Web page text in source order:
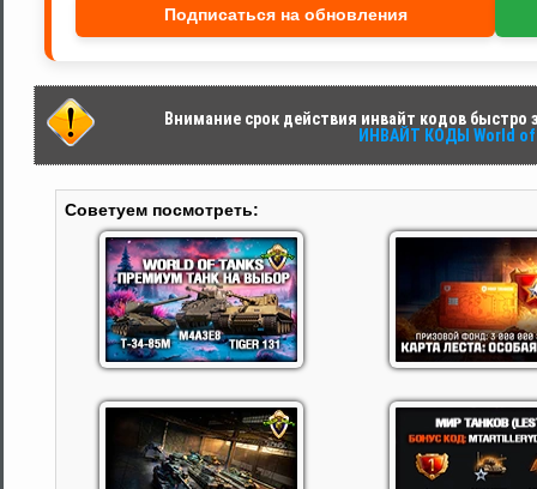
Подписаться на обновления
Внимание срок действия инвайт кодов быстро
ИНВАЙТ КОДЫ World
Советуем посмотреть: